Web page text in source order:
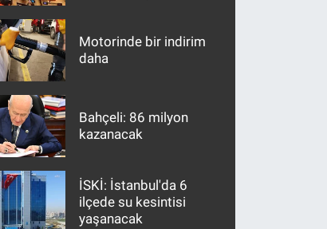
Motorinde bir indirim
daha
Bahçeli: 86 milyon
kazanacak
İSKİ: İstanbul'da 6
ilçede su kesintisi
yaşanacak